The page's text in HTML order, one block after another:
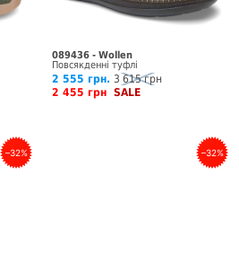
089436 - Wollen
Повсякденні туфлі
2 555 грн. 3 615 грн
2 455 грн SALE
–32% –32%